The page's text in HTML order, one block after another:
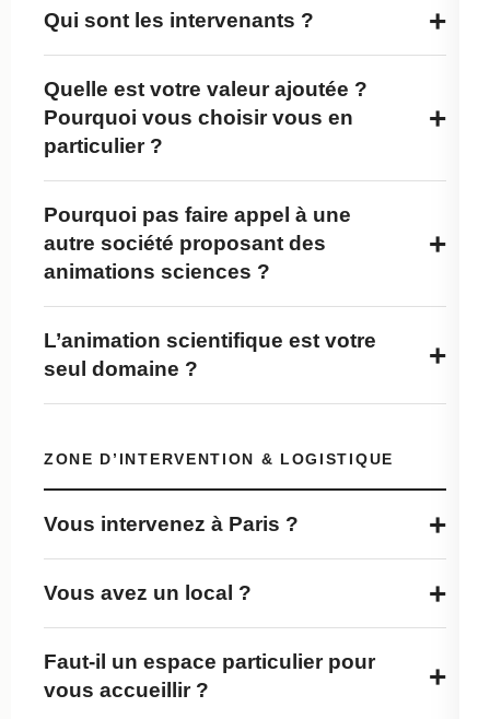
Qui sont les intervenants ? +
Quelle est votre valeur ajoutée ?
Pourquoi vous choisir vous en
particulier ?
+
Pourquoi pas faire appel à une
autre société proposant des
animations sciences ?
+
L’animation scientifique est votre
seul domaine ?
+
ZONE D’INTERVENTION & LOGISTIQUE
Vous intervenez à Paris ? +
Vous avez un local ? +
Faut-il un espace particulier pour
vous accueillir ?
+